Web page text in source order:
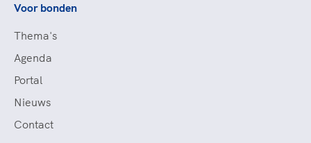
Voor bonden
Thema's
Agenda
Portal
Nieuws
Contact